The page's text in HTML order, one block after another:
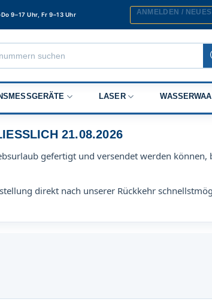
9–17 Uhr, Fr 9–13 Uhr ANMELDEN /
LASER
21.08.2026
gefertigt und versendet werden können,
direkt nach unserer Rückkehr